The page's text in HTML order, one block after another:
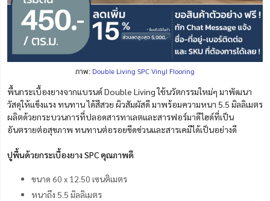
ภาพ: Double Living SPC Vinyl Flooring
พื้นกระเบื้องยางจากแบรนด์ Double Living ใช้นวัตกรรมใหม่ๆ มาพัฒนา
วัสดุให้แข็งแรง ทนทานได้สีสวย ผิวสัมผัสดี มาพร้อมความหนา 5.5 มิลลิเมตร
ผลิตด้วยกระบวนการที่ปลอดสารทาเลตและสารฟอร์มาดีไฮด์ที่เป็น
อันตรายต่อสุขภาพ ทนทานต่อรอยขีดข่วนและสารเคมีได้เป็นอย่างดี
ปูพื้นด้วยกระเบื้องยาง SPC คุณภาพดี
ขนาด 60 x 12.50 เซนติเมตร
หนาถึง 5.5 มิลลิเมตร